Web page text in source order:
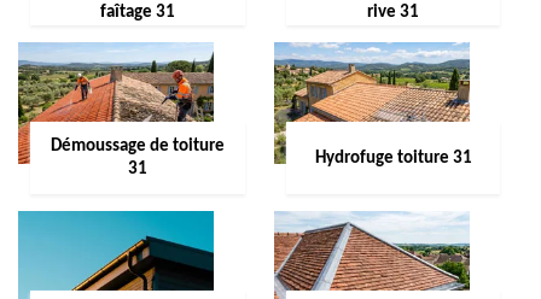
faîtage 31
rive 31
Démoussage de toiture
31
Hydrofuge toiture 31